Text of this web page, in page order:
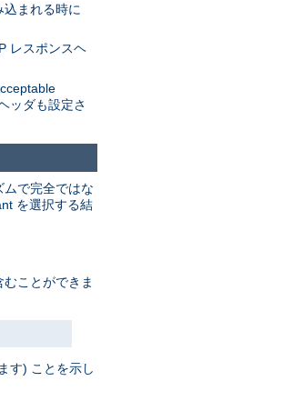
まれる時に
レスポンスヘ
ッダも設定さ
で完全ではな
を選択する結
ことができま
す) ことを示し